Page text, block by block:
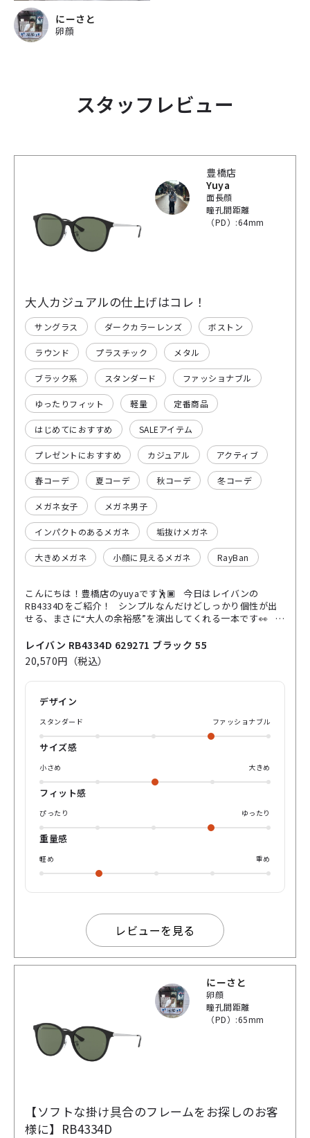
にーさと
卵顔
スタッフレビュー
豊橋店
Yuya
面長顔
瞳孔間距離
（PD）:64mm
大人カジュアルの仕上げはコレ！
サングラス ダークカラーレンズ ボストン
ラウンド プラスチック メタル
ブラック系 スタンダード ファッショナブル
ゆったりフィット 軽量 定番商品
はじめてにおすすめ SALEアイテム
プレゼントにおすすめ カジュアル アクティブ
春コーデ 夏コーデ 秋コーデ 冬コーデ
メガネ女子 メガネ男子
インパクトのあるメガネ 垢抜けメガネ
大きめメガネ 小顔に見えるメガネ RayBan
こんにちは！豊橋店のyuyaです🕺🏿 今日はレイバンの
RB4334Dをご紹介！ シンプルなんだけどしっかり個性が出
せる、まさに“大人の余裕感”を演出してくれる一本です👀 ブ
み合わせじゃないですか？ 自然光に映えるから、外での写真
はもちろん、カフェや街歩きのちょっとしたスナップでも
SNS映えバッチリ✨ しかも軽いかけ心地で長時間でもストレ
スなし！ サイドのメタルパーツがさりげなく光って、横顔の
れしてるけど頑張りすぎてない」そんな絶妙なバランスを叶
えてくれるので、男女問わずおすすめ！ シンプルコーデのア
クセントにしても、トレンド感あるスタイルにプラスしても
間違いなし！ ひとつ持っておくとかなり使えますよ〜🕶 ぜ
ひ店頭にてお試しくださいませ♪ yuyaでした、それではま
た💁‍♂️
レイバン RB4334D 629271 ブラック 55
20,570円（税込）
デザイン
スタンダード ファッショナブル
サイズ感
小さめ 大きめ
フィット感
ぴったり ゆったり
重量感
軽め 重め
レビューを見る
にーさと
卵顔
瞳孔間距離
（PD）:65mm
【ソフトな掛け具合のフレームをお探しのお客
様に】RB4334D